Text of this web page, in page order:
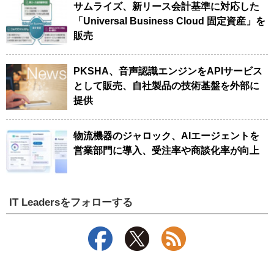
サムライズ、新リース会計基準に対応した
「Universal Business Cloud 固定資産」を
販売
PKSHA、音声認識エンジンをAPIサービス
として販売、自社製品の技術基盤を外部に
提供
物流機器のジャロック、AIエージェントを
営業部門に導入、受注率や商談化率が向上
IT Leadersをフォローする